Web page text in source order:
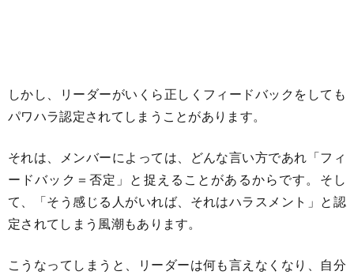
しかし、リーダーがいくら正しくフィードバックをしても
パワハラ認定されてしまうことがあります。
それは、メンバーによっては、どんな言い方であれ「フィ
ードバック＝否定」と捉えることがあるからです。そし
て、「そう感じる人がいれば、それはハラスメント」と認
定されてしまう風潮もあります。
こうなってしまうと、リーダーは何も言えなくなり、自分